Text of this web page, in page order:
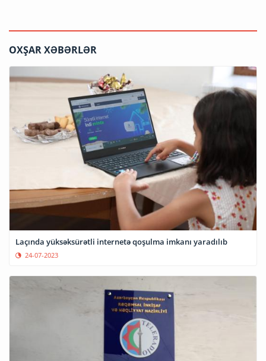
OXŞAR XƏBƏRLƏR
Laçında yüksəksürətli internetə qoşulma imkanı yaradılıb
24-07-2023